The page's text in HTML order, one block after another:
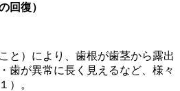
回復）
と）により、歯根が歯茎から露出
歯が異常に長く見えるなど、様々
）。